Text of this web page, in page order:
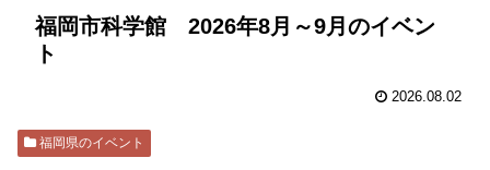
福岡市科学館 2026年8月～9月のイベン
ト
2026.08.02
福岡県のイベント